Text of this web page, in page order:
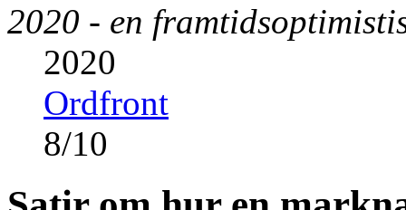
2020 - en
2020
Ordfront
8/10